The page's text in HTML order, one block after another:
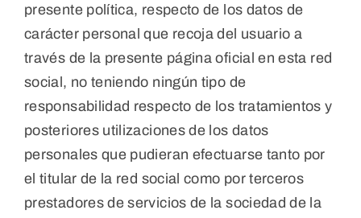
presente política, respecto de los datos de
carácter personal que recoja del usuario a
través de la presente página oficial en esta red
social, no teniendo ningún tipo de
responsabilidad respecto de los tratamientos y
posteriores utilizaciones de los datos
personales que pudieran efectuarse tanto por
el titular de la red social como por terceros
prestadores de servicios de la sociedad de la